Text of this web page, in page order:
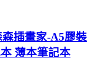
插畫家-A5膠裝
薄本筆記本